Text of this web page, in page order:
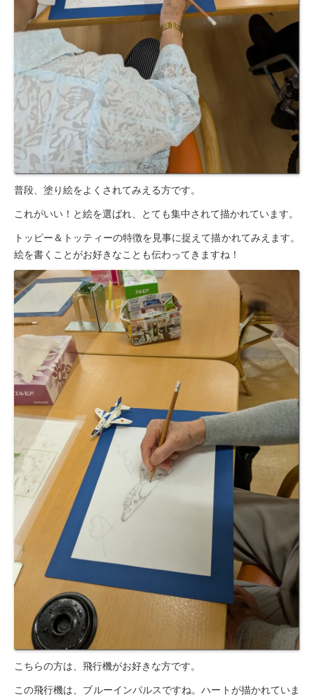
普段、塗り絵をよくされてみえる方です。
これがいい！と絵を選ばれ、とても集中されて描かれています。
トッピー＆トッティーの特徴を見事に捉えて描かれてみえます。
絵を書くことがお好きなことも伝わってきますね！
こちらの方は、飛行機がお好きな方です。
この飛行機は、ブルーインパルスですね。ハートが描かれていま